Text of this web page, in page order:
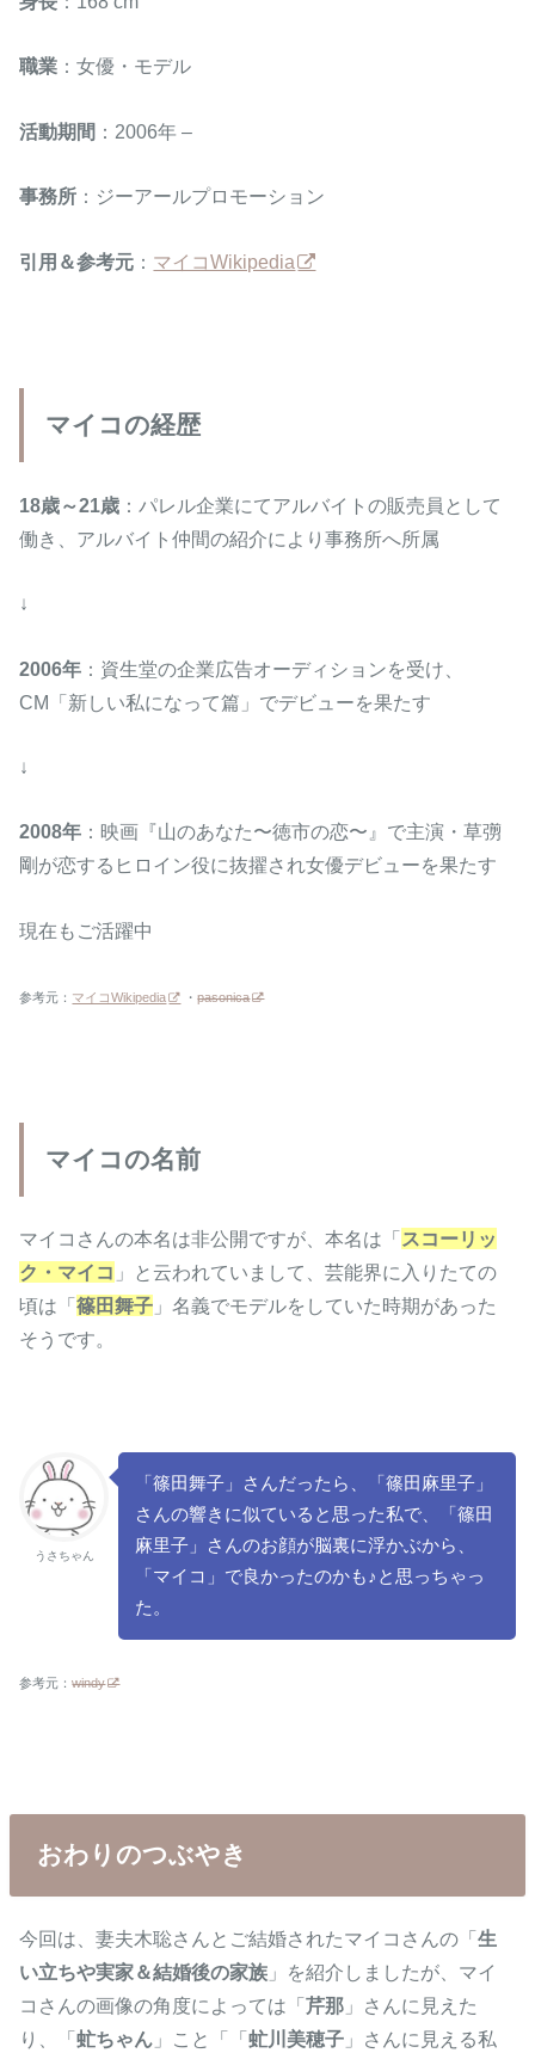
職業 ：女優・モデル
活動期間 ：2006年 –
事務所 ：ジーアールプロモーション
引用＆参考元 ： マイコWikipedia
マイコの経歴
18歳～21歳 ：パレル企業にてアルバイトの販売員として
働き、アルバイト仲間の紹介により事務所へ所属
↓
2006年 ：資生堂の企業広告オーディションを受け、
CM「新しい私になって篇」でデビューを果たす
↓
2008年 ：映画『山のあなた〜徳市の恋〜』で主演・草彅
剛が恋するヒロイン役に抜擢され女優デビューを果たす
現在もご活躍中
参考元： マイコWikipedia ・pasonica
マイコの名前
マイコさんの本名は非公開ですが、本名は「 スコーリッ
ク・マイコ 」と云われていまして、芸能界に入りたての
頃は「篠田舞子 」名義でモデルをしていた時期があった
そうです。
うさちゃん
「篠田舞子」さんだったら、「篠田麻里子」
さんの響きに似ていると思った私で、「篠田
麻里子」さんのお顔が脳裏に浮かぶから、
「マイコ」で良かったのかも♪と思っちゃっ
た。
参考元：windy
おわりのつぶやき
今回は、妻夫木聡さんとご結婚されたマイコさんの「生
い立ちや実家＆結婚後の家族 」を紹介しましたが、マイ
コさんの画像の角度によっては「芹那 」さんに見えた
り、「虻ちゃん 」こと「「虻川美穂子 」さんに見える私